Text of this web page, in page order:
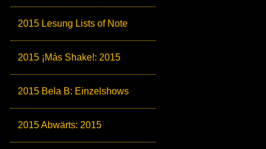
2015 Lesung Lists of Note
2015 ¡Más Shake!: 2015
2015 Bela B: Einzelshows
2015 Abwärts: 2015